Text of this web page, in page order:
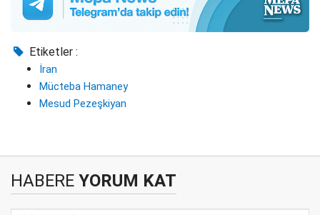
Etiketler :
İran
Mücteba Hamaney
Mesud Pezeşkiyan
HABERE YORUM KAT